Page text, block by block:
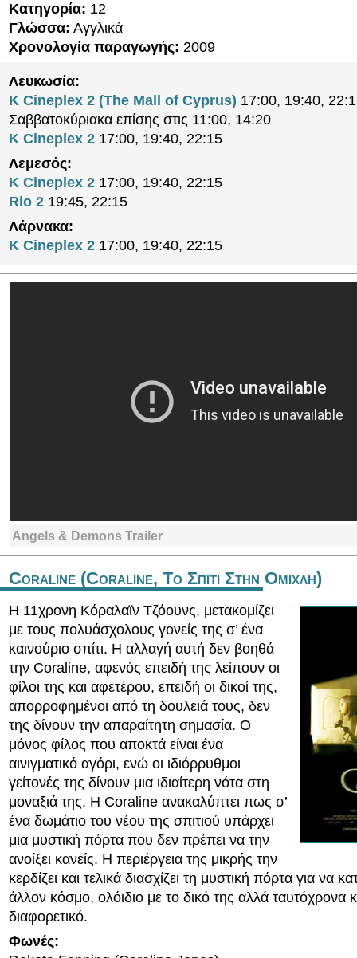
Κατηγορία: 12
Γλώσσα: Αγγλικά
Χρονολογία παραγωγής: 2009
Λευκωσία:
K Cineplex 2 (The Mall of Cyprus) 17:00, 19:40,
Σαββατοκύριακα επίσης στις 11:00, 14:20
K Cineplex 2 17:00, 19:40, 22:15
Λεμεσός:
K Cineplex 2 17:00, 19:40, 22:15
Rio 2 19:45, 22:15
Λάρνακα:
K Cineplex 2 17:00, 19:40, 22:15
Angels & Demons Trailer
Coraline (Coraline, Το Σπιτι Στην Ομιχλη)
Η 11χρονη Κόραλαϊν Τζόουνς, μετακομίζει
με τους πολυάσχολους γονείς της σ’ ένα
καινούριο σπίτι. Η αλλαγή αυτή δεν βοηθά
την Coraline, αφενός επειδή της λείπουν οι
φίλοι της και αφετέρου, επειδή οι δικοί της,
απορροφημένοι από τη δουλειά τους, δεν
της δίνουν την απαραίτητη σημασία. Ο
μόνος φίλος που αποκτά είναι ένα
αινιγματικό αγόρι, ενώ οι ιδιόρρυθμοι
γείτονές της δίνουν μια ιδιαίτερη νότα στη
μοναξιά της. Η Coraline ανακαλύπτει πως σ’
ένα δωμάτιο του νέου της σπιτιού υπάρχει
μια μυστική πόρτα που δεν πρέπει να την
ανοίξει κανείς. Η περιέργεια της μικρής την
κερδίζει και τελικά διασχίζει τη μυστική πόρτα για να
άλλον κόσμο, ολόιδιο με το δικό της αλλά ταυτόχρονα
διαφορετικό.
Φωνές: